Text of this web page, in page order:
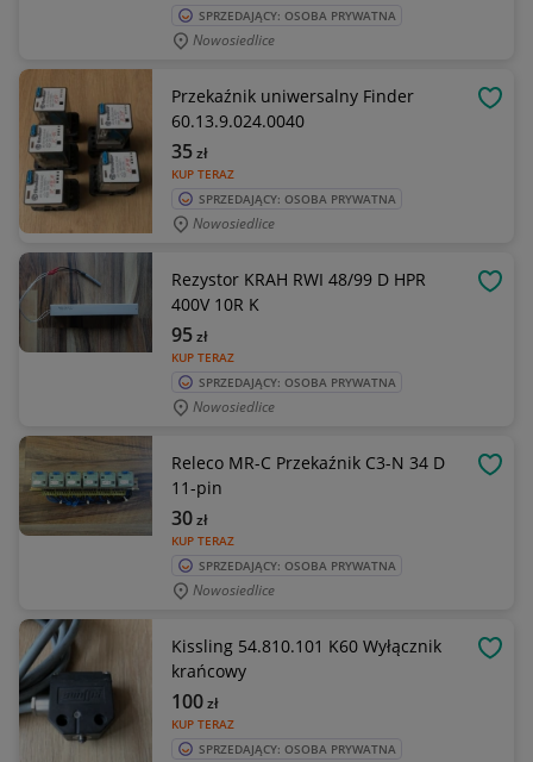
SPRZEDAJĄCY: OSOBA PRYWATNA
Nowosiedlice
Przekaźnik uniwersalny Finder
60.13.9.024.0040
KUP TERAZ
35zł
SPRZEDAJĄCY: OSOBA PRYWATNA
Nowosiedlice
Rezystor KRAH RWI 48/99 D HPR
400V 10R K
KUP TERAZ
95zł
SPRZEDAJĄCY: OSOBA PRYWATNA
Nowosiedlice
Releco MR-C Przekaźnik C3-N 34 D
11-pin
KUP TERAZ
30zł
SPRZEDAJĄCY: OSOBA PRYWATNA
Nowosiedlice
Kissling 54.810.101 K60 Wyłącznik
krańcowy
KUP TERAZ
100zł
SPRZEDAJĄCY: OSOBA PRYWATNA